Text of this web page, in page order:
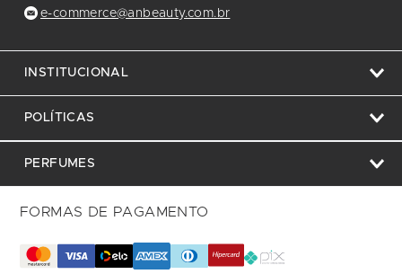
e-commerce@anbeauty.com.br
INSTITUCIONAL
POLÍTICAS
PERFUMES
FORMAS DE PAGAMENTO